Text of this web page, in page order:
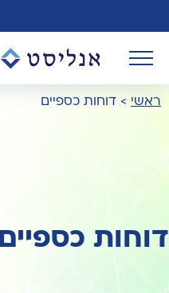
ראשי > דוחות כספיים
דוחות כספיים